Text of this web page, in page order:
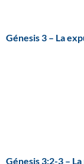
Génesis 3 – La
Génesis 3:2-3 –